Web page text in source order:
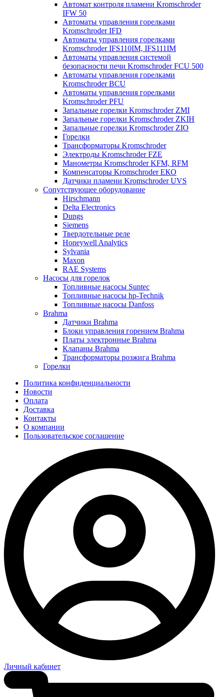
Автомат контроля пламени Kromschroder
IFW 50
Автоматы управления горелками
Kromschroder IFD
Автоматы управления горелками
Kromschroder IFS110IM, IFS111IM
Автоматы управления системой
безопасности печи Kromschroder FCU 500
Автоматы управления горелками
Kromschroder BCU
Автоматы управления горелками
Kromschroder PFU
Запальные горелки Kromschroder ZМI
Запальные горелки Kromschroder ZKIH
Запальные горелки Kromschroder ZIO
Горелки
Трансформаторы Kromschroder
Электроды Kromschroder FZE
Манометры Kromschroder KFM, RFM
Компенсаторы Kromschroder ЕКО
Датчики пламени Kromschroder UVS
Сопутствующее оборудование
Hirschmann
Delta Electronics
Dungs
Siemens
Твердотельные реле
Honeywell Analytics
Sylvania
Maxon
RAE Systems
Насосы для горелок
Топливные насосы Suntec
Топливные насосы hp-Technik
Топливные насосы Danfoss
Brahma
Датчики Brahma
Блоки управления горением Brahma
Платы электронные Brahma
Клапаны Brahma
Трансформаторы розжига Brahma
Горелки
Политика конфиденциальности
Новости
Оплата
Доставка
Контакты
О компании
Пользовательское соглашение
Личный кабинет